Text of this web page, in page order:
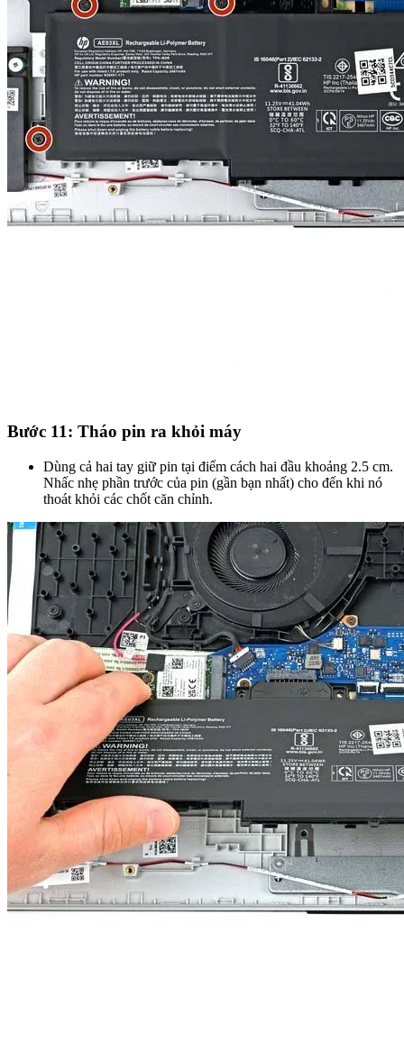
Bước 11: Tháo pin ra khỏi máy
Dùng cả hai tay giữ pin tại điểm cách hai đầu khoảng 2.5 cm.
Nhấc nhẹ phần trước của pin (gần bạn nhất) cho đến khi nó
thoát khỏi các chốt căn chỉnh.